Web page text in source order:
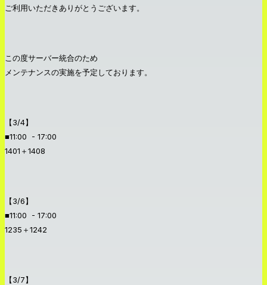
ご利用いただきありがとうございます。
この度サーバー統合のため
メンテナンスの実施を予定しております。
【3/4】
■11:00 - 17:00
1401＋1408
【3/6】
■11:00 - 17:00
1235＋1242
【3/7】